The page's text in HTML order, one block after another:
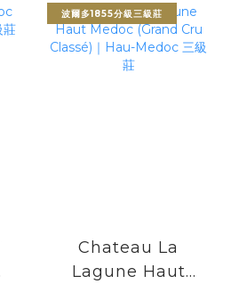
波爾多1855分級三級莊
Chateau La
Lagune Haut